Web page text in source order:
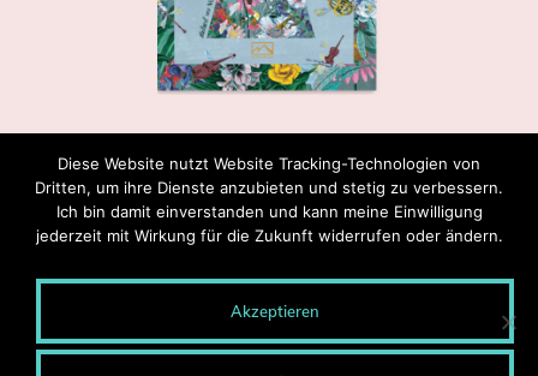
© 2020 MONTEROSA - Wege entstehen durch Gehen.
Diese Website nutzt Website Tracking-Technologien von
Dritten, um ihre Dienste anzubieten und stetig zu verbessern.
Ich bin damit einverstanden und kann meine Einwilligung
jederzeit mit Wirkung für die Zukunft widerrufen oder ändern.
Akzeptieren